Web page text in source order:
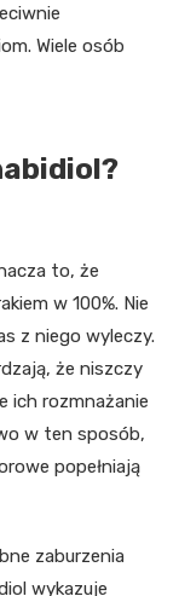
Wiele osób
to, że
w 100%. Nie
z niego wyleczy.
że niszczy
ich rozmnażanie
w ten sposób,
popełniają
zaburzenia
wykazuje